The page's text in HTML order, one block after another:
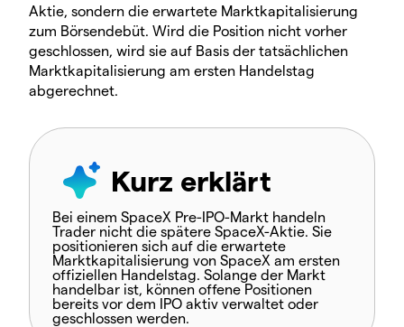
Aktie, sondern die erwartete Marktkapitalisierung
zum Börsendebüt. Wird die Position nicht vorher
geschlossen, wird sie auf Basis der tatsächlichen
Marktkapitalisierung am ersten Handelstag
abgerechnet.
Kurz erklärt
Bei einem SpaceX Pre-IPO-Markt handeln
Trader nicht die spätere SpaceX-Aktie. Sie
positionieren sich auf die erwartete
Marktkapitalisierung von SpaceX am ersten
offiziellen Handelstag. Solange der Markt
handelbar ist, können offene Positionen
bereits vor dem IPO aktiv verwaltet oder
geschlossen werden.